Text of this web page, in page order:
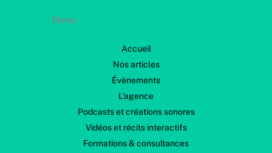
Menu
Accueil
Nos articles
Évènements
L’agence
Podcasts et créations sonores
Vidéos et récits interactifs
Formations & consultances